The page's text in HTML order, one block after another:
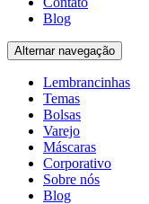
Blog
Alternar navegação
Lembrancinhas
Temas
Bolsas
Varejo
Máscaras
Corporativo
Sobre nós
Blog